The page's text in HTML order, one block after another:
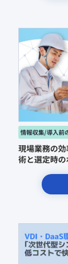
現場業務の
術と選定時